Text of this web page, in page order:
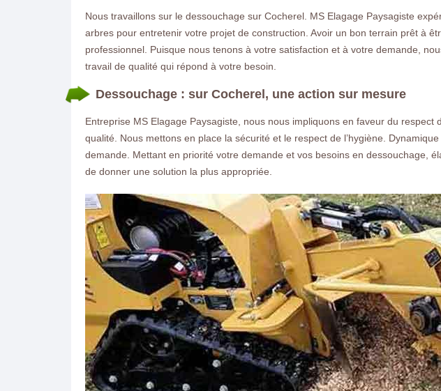
Nous travaillons sur le dessouchage sur Cocherel. MS Elagage Paysagiste
arbres pour entretenir votre projet de construction. Avoir un bon terrain prêt à
professionnel. Puisque nous tenons à votre satisfaction et à votre demande,
travail de qualité qui répond à votre besoin.
Dessouchage : sur Cocherel, une action sur mesure
Entreprise MS Elagage Paysagiste, nous nous impliquons en faveur du
qualité. Nous mettons en place la sécurité et le respect de l’hygiène.
demande. Mettant en priorité votre demande et vos besoins en dessouchage,
de donner une solution la plus appropriée.